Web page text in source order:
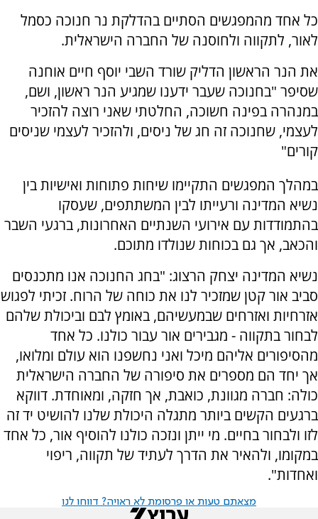
כל אחד מהמפגשים הסתיים בהדלקת נר חנוכה כסמל
לאור, לתקווה ולחוסנה של החברה הישראלית.
את הנר הראשון הדליק שורד השבי יוסף חיים אוחנה
שסיפר "בחנוכה שעבר ידענו שמגיע הנר ראשון, ושם,
במנהרה בפינה חשוכה, החלטתי שאני רוצה להזכיר
לעצמי, שחנוכה זה חג של ניסים, ולהזכיר לעצמי שניסים
קורים"
במהלך המפגשים התקיימו שיחות פתוחות ואישיות בין
נשיא המדינה ורעייתו לבין המשתתפים, שעסקו
בהתמודדות עם אירועי השנתיים האחרונות, ברגעי השבר
והכאב, אך גם בכוחות שנולדו מתוכם.
נשיא המדינה יצחק הרצוג: "בחג החנוכה אנו מתכנסים
סביב אור קטן שמזכיר לנו את כוחה של הרוח. זכיתי לפגוש
אזרחיות ואזרחים שבמעשיהם, באומץ לבם וביכולת שלהם
לבחור בתקווה - מגבירים אור עבור כולנו. כל אחד
מהסיפורים אליהם מיכל ואני נחשפנו הוא עולם ומלואו,
אך יחד הם מספרים את סיפורה של החברה הישראלית
כולה: חברה מגוונת, כואבת, אך חזקה, ומאוחדת. דווקא
ברגעים הקשים ביותר מתגלה היכולת שלנו להושיט יד זה
לזו ולבחור בחיים. מי ייתן ונזכה כולנו להוסיף אור, כל אחד
במקומו, ולהאיר את הדרך לעתיד של תקווה, ריפוי
ואחדות".
מצאתם טעות או פרסומת לא ראויה? דווחו לנו